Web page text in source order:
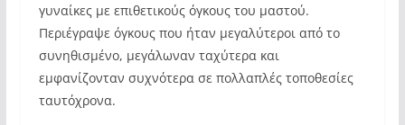
γυναίκες με επιθετικούς όγκους του μαστού.
Περιέγραψε όγκους που ήταν μεγαλύτεροι από το
συνηθισμένο, μεγάλωναν ταχύτερα και
εμφανίζονταν συχνότερα σε πολλαπλές τοποθεσίες
ταυτόχρονα.